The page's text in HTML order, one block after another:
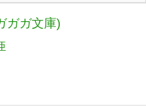
ガガ文庫)